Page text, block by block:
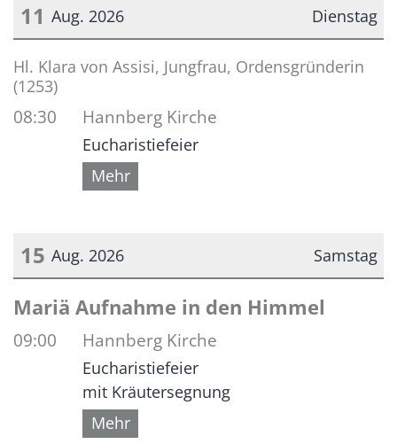
Dienstag
11 Aug. 2026
Datum: 11. August 2026
Hl. Klara von Assisi, Jungfrau, Ordensgründerin
(1253)
08:30 Hannberg Kirche
Eucharistiefeier
Mehr
Samstag
15 Aug. 2026
Datum: 15. August 2026
Mariä Aufnahme in den Himmel
09:00 Hannberg Kirche
Eucharistiefeier
mit Kräutersegnung
Mehr